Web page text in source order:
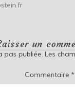
un
pas publiée. Les
Commentaire *